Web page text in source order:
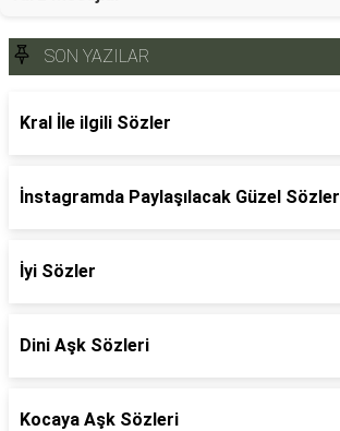
SON YAZILAR
Kral İle ilgili Sözler
İnstagramda Paylaşılacak Güzel Sözler
İyi Sözler
Dini Aşk Sözleri
Kocaya Aşk Sözleri